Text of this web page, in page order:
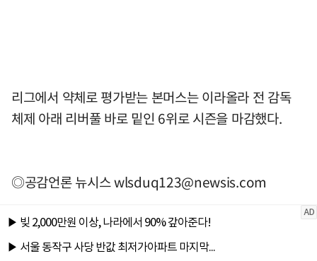
리그에서 약체로 평가받는 본머스는 이라올라 전 감독
체제 아래 리버풀 바로 밑인 6위로 시즌을 마감했다.
◎공감언론 뉴시스wlsduq123@newsis.com